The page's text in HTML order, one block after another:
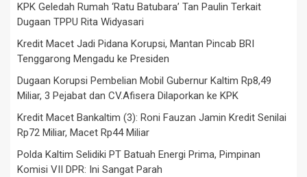
KPK Geledah Rumah ‘Ratu Batubara’ Tan Paulin Terkait
Dugaan TPPU Rita Widyasari
Kredit Macet Jadi Pidana Korupsi, Mantan Pincab BRI
Tenggarong Mengadu ke Presiden
Dugaan Korupsi Pembelian Mobil Gubernur Kaltim Rp8,49
Miliar, 3 Pejabat dan CV.Afisera Dilaporkan ke KPK
Kredit Macet Bankaltim (3): Roni Fauzan Jamin Kredit Senilai
Rp72 Miliar, Macet Rp44 Miliar
Polda Kaltim Selidiki PT Batuah Energi Prima, Pimpinan
Komisi VII DPR: Ini Sangat Parah